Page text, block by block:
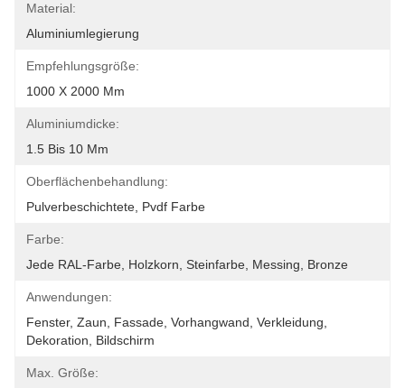
Material:
Aluminiumlegierung
Empfehlungsgröße:
1000 X 2000 Mm
Aluminiumdicke:
1.5 Bis 10 Mm
Oberflächenbehandlung:
Pulverbeschichtete, Pvdf Farbe
Farbe:
Jede RAL-Farbe, Holzkorn, Steinfarbe, Messing, Bronze
Anwendungen:
Fenster, Zaun, Fassade, Vorhangwand, Verkleidung,
Dekoration, Bildschirm
Max. Größe: